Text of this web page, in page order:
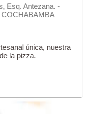
Esq. Antezana. -
única, nuestra
la pizza.